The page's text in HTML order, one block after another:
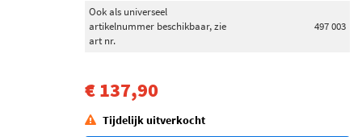
Ook als universeel
artikelnummer beschikbaar, zie
art nr.
497 003
€ 137,90
Tijdelijk uitverkocht